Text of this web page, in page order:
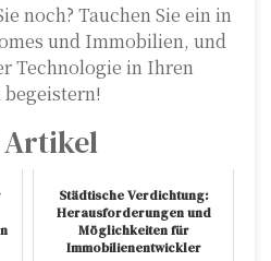
noch? Tauchen Sie ein in
und Immobilien, und
Technologie in Ihren
Artikel
Städtische Verdichtung:
Herausforderungen und
Möglichkeiten für
Immobilienentwickler